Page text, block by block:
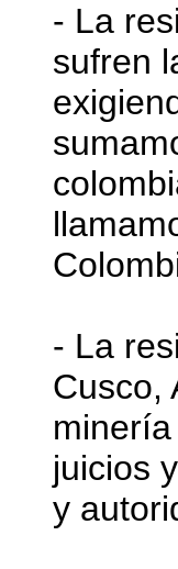
- La
sufren
- La
Cusco,
juicios
y